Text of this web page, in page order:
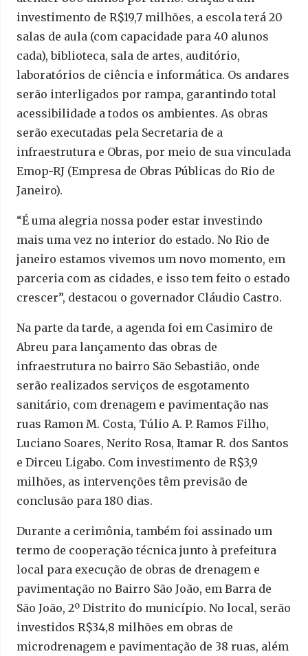
investimento de R$19,7 milhões, a escola terá 20
salas de aula (com capacidade para 40 alunos
cada), biblioteca, sala de artes, auditório,
laboratórios de ciência e informática. Os andares
serão interligados por rampa, garantindo total
acessibilidade a todos os ambientes. As obras
serão executadas pela Secretaria de a
infraestrutura e Obras, por meio de sua vinculada
Emop-RJ (Empresa de Obras Públicas do Rio de
Janeiro).
“É uma alegria nossa poder estar investindo
mais uma vez no interior do estado. No Rio de
janeiro estamos vivemos um novo momento, em
parceria com as cidades, e isso tem feito o estado
crescer”, destacou o governador Cláudio Castro.
Na parte da tarde, a agenda foi em Casimiro de
Abreu para lançamento das obras de
infraestrutura no bairro São Sebastião, onde
serão realizados serviços de esgotamento
sanitário, com drenagem e pavimentação nas
ruas Ramon M. Costa, Túlio A. P. Ramos Filho,
Luciano Soares, Nerito Rosa, Itamar R. dos Santos
e Dirceu Ligabo. Com investimento de R$3,9
milhões, as intervenções têm previsão de
conclusão para 180 dias.
Durante a cerimônia, também foi assinado um
termo de cooperação técnica junto à prefeitura
local para execução de obras de drenagem e
pavimentação no Bairro São João, em Barra de
São João, 2º Distrito do município. No local, serão
investidos R$34,8 milhões em obras de
microdrenagem e pavimentação de 38 ruas, além